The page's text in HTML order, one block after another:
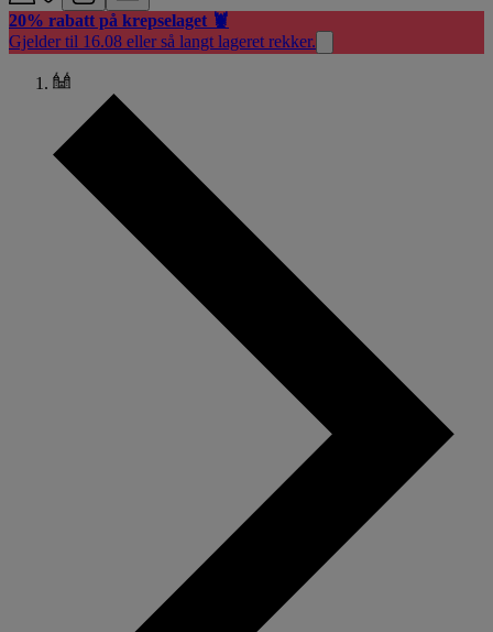
20% rabatt på krepselaget 🦞
Gjelder til 16.08 eller så langt lageret rekker.